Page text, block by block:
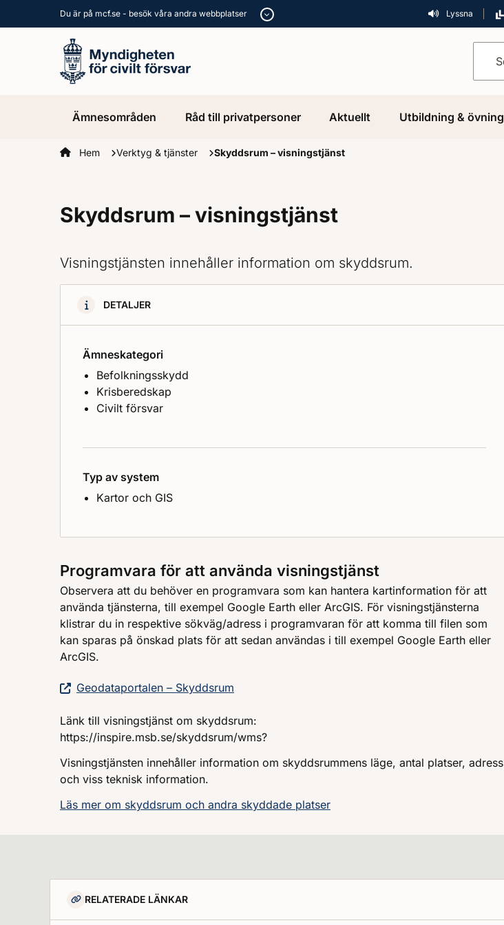
Du är på mcf.se - besök våra andra webbplatser Lyssna
Ämnesområden Råd till privatpersoner Aktuellt Utbildning & övning
Startsidan
Hem Verktyg & tjänster Skyddsrum – visningstjänst
Skyddsrum – visningstjänst
Visningstjänsten innehåller information om skyddsrum.
DETALJER
Ämneskategori
Befolkningsskydd
Krisberedskap
Civilt försvar
Typ av system
Kartor och GIS
Programvara för att använda visningstjänst
Observera att du behöver en programvara som kan hantera kartinformation för att
använda tjänsterna, till exempel Google Earth eller ArcGIS. För visningstjänsterna
klistrar du in respektive sökväg/adress i programvaran för att komma till filen som
kan sparas på önskad plats för att sedan användas i till exempel Google Earth eller
ArcGIS.
Geodataportalen – Skyddsrum
Länk till visningstjänst om skyddsrum:
https://inspire.msb.se/skyddsrum/wms?
Visningstjänsten innehåller information om skyddsrummens läge, antal platser, adress
och viss teknisk information.
Läs mer om skyddsrum och andra skyddade platser
RELATERADE LÄNKAR